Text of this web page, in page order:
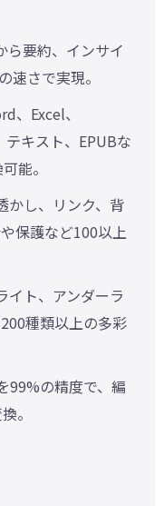
ら要約、インサイ
速さで実現。
、Excel、
キスト、EPUBな
能。
かし、リンク、背
保護など100以上
イト、アンダーラ
種類以上の多彩
99%の精度で、編
。